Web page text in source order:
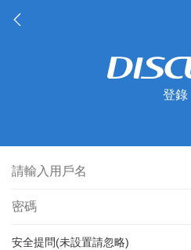
登錄
安全提問(未設置請忽略)